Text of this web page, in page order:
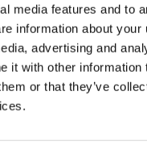
media features and to
information about your
advertising and
it with other information
or that they’ve
aangepakt vanuit
Dit
in grote
die georganiseerd
te dienen van
zijn organisatie-